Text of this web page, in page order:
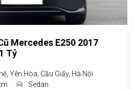
Mercedes E250 2017
Tỷ
Yên Hòa, Cầu Giấy, Hà Nội
Sedan